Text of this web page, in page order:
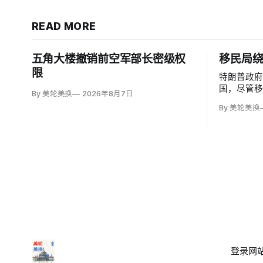
READ MORE
五角大楼撤销前空军部长密级权
限
By 美轮美换 2026年8月7日
移民局
特朗普政
国，尽管
给予暂缓
By 美轮美换
登录网